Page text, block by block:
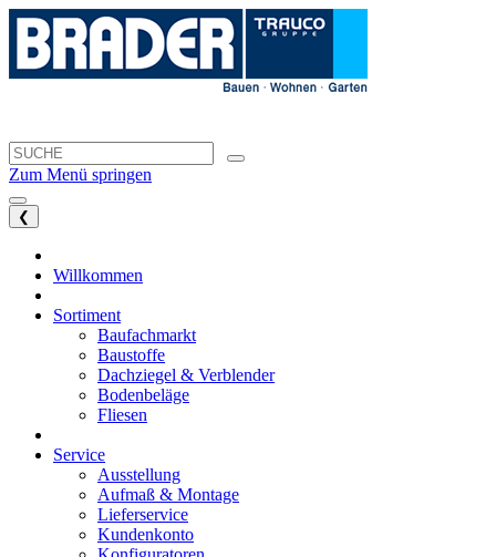
Zum Menü springen
❮
Willkommen
Sortiment
Baufachmarkt
Baustoffe
Dachziegel & Verblender
Bodenbeläge
Fliesen
Service
Ausstellung
Aufmaß & Montage
Lieferservice
Kundenkonto